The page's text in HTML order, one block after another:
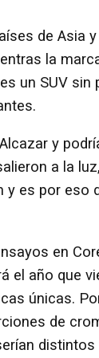
de Asia
la
un SUV sin
y
a la
es por eso
en
el año que
únicas.
de